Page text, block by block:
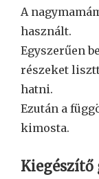
A
használt.
Egyszerűen
részeket
hatni.
Ezután a
kimosta.